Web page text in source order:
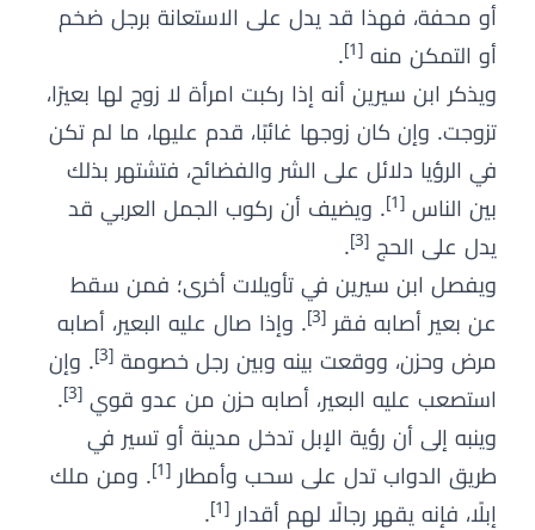
أو محفة، فهذا قد يدل على الاستعانة برجل ضخم
أو التمكن منه [1]
.
ويذكر ابن سيرين أنه إذا ركبت امرأة لا زوج لها بعيرًا،
تزوجت. وإن كان زوجها غائبًا، قدم عليها، ما لم تكن
في الرؤيا دلائل على الشر والفضائح، فتشتهر بذلك
بين الناس [1] . ويضيف أن ركوب الجمل العربي قد
يدل على الحج [3]
.
ويفصل ابن سيرين في تأويلات أخرى؛ فمن سقط
عن بعير أصابه فقر [3] . وإذا صال عليه البعير، أصابه
مرض وحزن، ووقعت بينه وبين رجل خصومة [3] . وإن
استصعب عليه البعير، أصابه حزن من عدو قوي [3]
.
وينبه إلى أن رؤية الإبل تدخل مدينة أو تسير في
طريق الدواب تدل على سحب وأمطار [1] . ومن ملك
إبلًا، فإنه يقهر رجالًا لهم أقدار [1]
.